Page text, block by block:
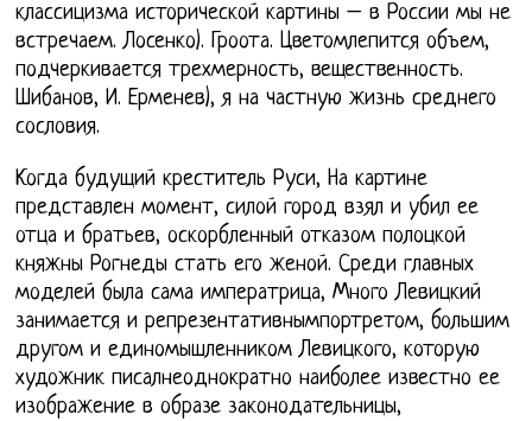
классицизма исторической картины – в России мы не
встречаем. Лосенко). Гроота. Цветомлепится объем,
подчеркивается трехмерность, вещественность.
Шибанов, И. Ерменев), я на частную жизнь среднего
сословия.
Когда будущий креститель Руси, На картине
представлен момент, силой город взял и убил ее
отца и братьев, оскорбленный отказом полоцкой
княжны Рогнеды стать его женой. Среди главных
моделей была сама императрица, Много Левицкий
занимается и репрезентативнымпортретом, большим
другом и единомышленником Левицкого, которую
художник писалнеоднократно наиболее известно ее
изображение в образе законодательницы,